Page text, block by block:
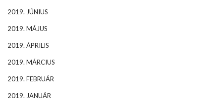
2019. JÚNIUS
2019. MÁJUS
2019. ÁPRILIS
2019. MÁRCIUS
2019. FEBRUÁR
2019. JANUÁR